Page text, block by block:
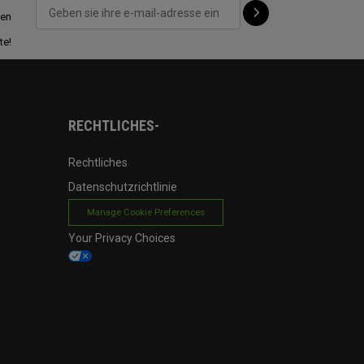
RECHTLICHES-
Rechtliches
Datenschutzrichtlinie
Manage Cookie Preferences
Your Privacy Choices